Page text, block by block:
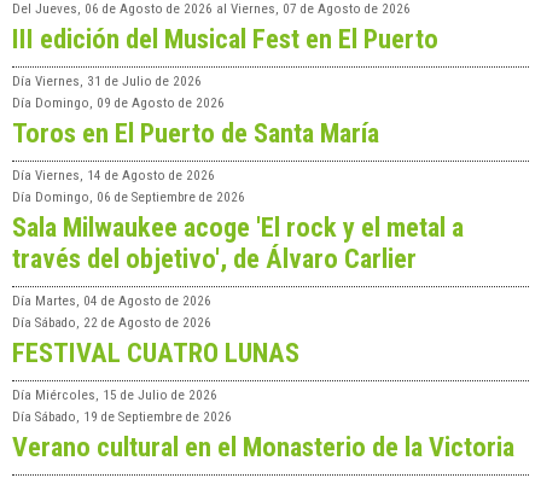
Del Jueves, 06 de Agosto de 2026 al Viernes, 07 de Agosto de 2026
III edición del Musical Fest en El Puerto
Día Viernes, 31 de Julio de 2026
Día Domingo, 09 de Agosto de 2026
Toros en El Puerto de Santa María
Día Viernes, 14 de Agosto de 2026
Día Domingo, 06 de Septiembre de 2026
Sala Milwaukee acoge 'El rock y el metal a
través del objetivo', de Álvaro Carlier
Día Martes, 04 de Agosto de 2026
Día Sábado, 22 de Agosto de 2026
FESTIVAL CUATRO LUNAS
Día Miércoles, 15 de Julio de 2026
Día Sábado, 19 de Septiembre de 2026
Verano cultural en el Monasterio de la Victoria